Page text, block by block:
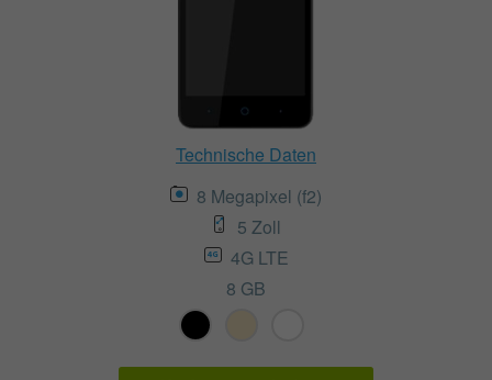
Technische Daten
8 Megapixel (f2)
5 Zoll
4G LTE
8 GB